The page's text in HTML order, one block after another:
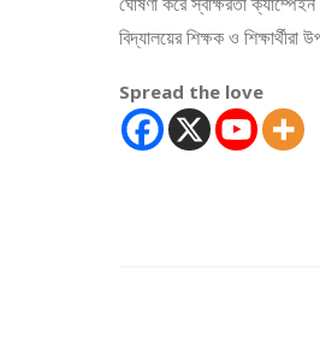
বিদ্যালয়ের শিক্ষক ও শিক্ষার্থীরা
Spread the love